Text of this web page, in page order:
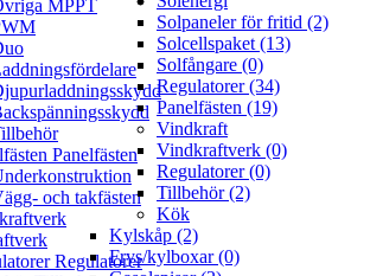
MPPT
Panelfästen
och takfästen
Regulatorer
Solpaneler för fritid (2)
Solcellspaket (13)
Solfångare (0)
Regulatorer (34)
Panelfästen (19)
Vindkraft
Vindkraftverk (0)
Regulatorer (0)
Tillbehör (2)
Kök
Kylskåp (2)
Frys/kylboxar (0)